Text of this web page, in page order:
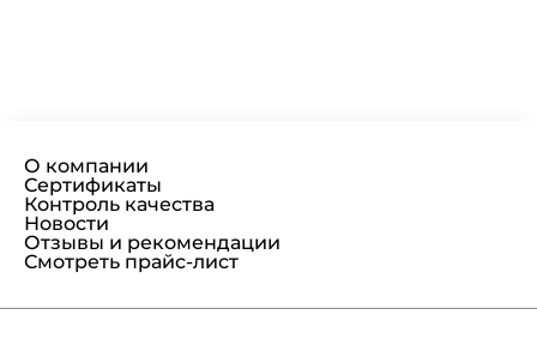
О компании
Сертификаты
Контроль качества
Новости
Отзывы и рекомендации
Смотреть прайс-лист